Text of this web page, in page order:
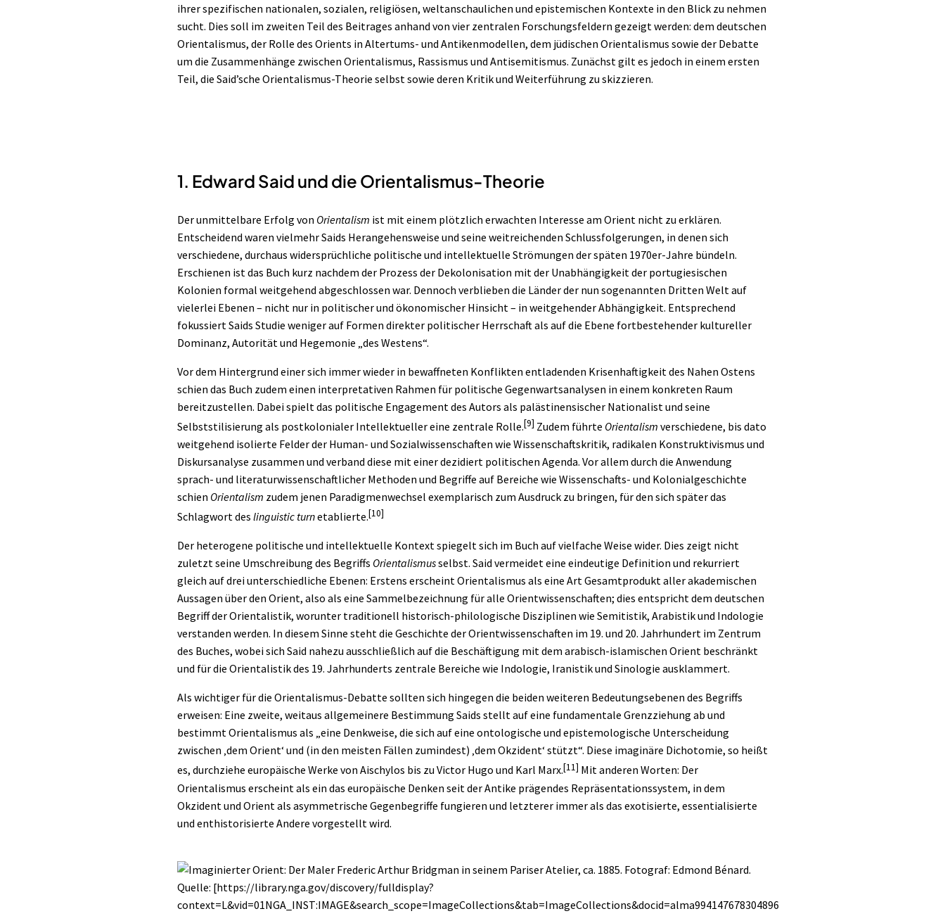
ihrer spezifischen nationalen, sozialen, religiösen, weltanschaulichen und epistemischen Kontexte in den Blick zu nehmen
sucht. Dies soll im zweiten Teil des Beitrages anhand von vier zentralen Forschungsfeldern gezeigt werden: dem deutschen
Orientalismus, der Rolle des Orients in Altertums- und Antikenmodellen, dem jüdischen Orientalismus sowie der Debatte
um die Zusammenhänge zwischen Orientalismus, Rassismus und Antisemitismus. Zunächst gilt es jedoch in einem ersten
Teil, die Said’sche Orientalismus-Theorie selbst sowie deren Kritik und Weiterführung zu skizzieren.
1. Edward Said und die Orientalismus-Theorie
Der unmittelbare Erfolg von Orientalism ist mit einem plötzlich erwachten Interesse am Orient nicht zu erklären.
Entscheidend waren vielmehr Saids Herangehensweise und seine weitreichenden Schlussfolgerungen, in denen sich
verschiedene, durchaus widersprüchliche politische und intellektuelle Strömungen der späten 1970er-Jahre bündeln.
Erschienen ist das Buch kurz nachdem der Prozess der Dekolonisation mit der Unabhängigkeit der portugiesischen
Kolonien formal weitgehend abgeschlossen war. Dennoch verblieben die Länder der nun sogenannten Dritten Welt auf
vielerlei Ebenen – nicht nur in politischer und ökonomischer Hinsicht – in weitgehender Abhängigkeit. Entsprechend
fokussiert Saids Studie weniger auf Formen direkter politischer Herrschaft als auf die Ebene fortbestehender kultureller
Dominanz, Autorität und Hegemonie „des Westens“.
Vor dem Hintergrund einer sich immer wieder in bewaffneten Konflikten entladenden Krisenhaftigkeit des Nahen Ostens
schien das Buch zudem einen interpretativen Rahmen für politische Gegenwartsanalysen in einem konkreten Raum
bereitzustellen. Dabei spielt das politische Engagement des Autors als palästinensischer Nationalist und seine
Selbststilisierung als postkolonialer Intellektuellereine zentrale Rolle.[9] Zudem führte Orientalism verschiedene, bis dato
weitgehend isolierte Felder der Human- und Sozialwissenschaften wie Wissenschaftskritik, radikalen Konstruktivismus und
Diskursanalyse zusammen und verband diese mit einer dezidiert politischen Agenda. Vor allem durch die Anwendung
sprach- und literaturwissenschaftlicher Methoden und Begriffe auf Bereiche wie Wissenschafts- und Kolonialgeschichte
schien Orientalism zudem jenen Paradigmenwechsel exemplarisch zum Ausdruck zu bringen, für den sich später das
Schlagwort des linguistic turnetablierte.[10]
Der heterogene politische und intellektuelle Kontext spiegelt sich im Buch auf vielfache Weise wider. Dies zeigt nicht
zuletzt seine Umschreibung des Begriffs Orientalismusselbst. Said vermeidet eine eindeutige Definition und rekurriert
gleich auf drei unterschiedliche Ebenen: Erstens erscheint Orientalismus als eine Art Gesamtprodukt aller akademischen
Aussagen über den Orient, also als eine Sammelbezeichnung für alle Orientwissenschaften; dies entspricht dem deutschen
Begriffder Orientalistik, worunter traditionell historisch-philologische Disziplinen wie Semitistik, Arabistik und Indologie
verstanden werden. In diesem Sinne steht die Geschichte der Orientwissenschaften im 19. und 20. Jahrhundert im Zentrum
des Buches, wobei sich Said nahezu ausschließlich auf die Beschäftigung mit dem arabisch-islamischen Orient beschränkt
und für die Orientalistik des 19. Jahrhunderts zentrale Bereiche wie Indologie, Iranistik und Sinologie ausklammert.
Als wichtiger für die Orientalismus-Debatte sollten sich hingegen die beiden weiteren Bedeutungsebenen des Begriffs
erweisen: Eine zweite, weitaus allgemeinere Bestimmung Saids stellt auf eine fundamentale Grenzziehung ab und
bestimmt Orientalismus als „eine Denkweise, die sich auf eine ontologische und epistemologische Unterscheidung
zwischen ‚dem Orient‘ und (in den meisten Fällen zumindest) ‚dem Okzident‘ stützt“. Diese imaginäre Dichotomie, so heißt
es, durchziehe europäische Werke von Aischylos bis zu Victor Hugo und Karl Marx.[11] Mit anderen Worten: Der
Orientalismus erscheint als ein das europäische Denken seit der Antike prägendes Repräsentationssystem, in dem
Okzident und Orient als asymmetrische Gegenbegriffe fungieren und letzterer immer als das exotisierte, essentialisierte
und enthistorisierte Andere vorgestellt wird.